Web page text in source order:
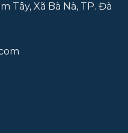
Tây, Xã Bà Nà, TP. Đà